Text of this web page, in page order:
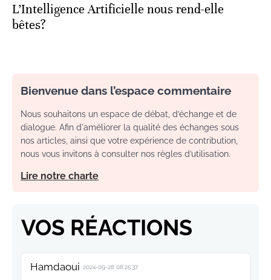
L’Intelligence Artificielle nous rend-elle
bêtes?
Bienvenue dans l’espace commentaire
Nous souhaitons un espace de débat, d’échange et de
dialogue. Afin d'améliorer la qualité des échanges sous
nos articles, ainsi que votre expérience de contribution,
nous vous invitons à consulter nos règles d’utilisation.
Lire notre charte
VOS RÉACTIONS
Hamdaoui 2024-09-28 08:25:37